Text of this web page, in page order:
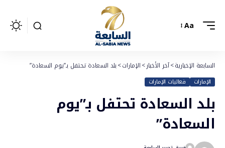
Aa
السابعة الإخبارية>آخر الأخبار>الإمارات>بلد السعادة تحتفل بـ”يوم السعادة”
الإمارات فعاليات الإمارات
بلد السعادة تحتفل بـ”يوم
السعادة”